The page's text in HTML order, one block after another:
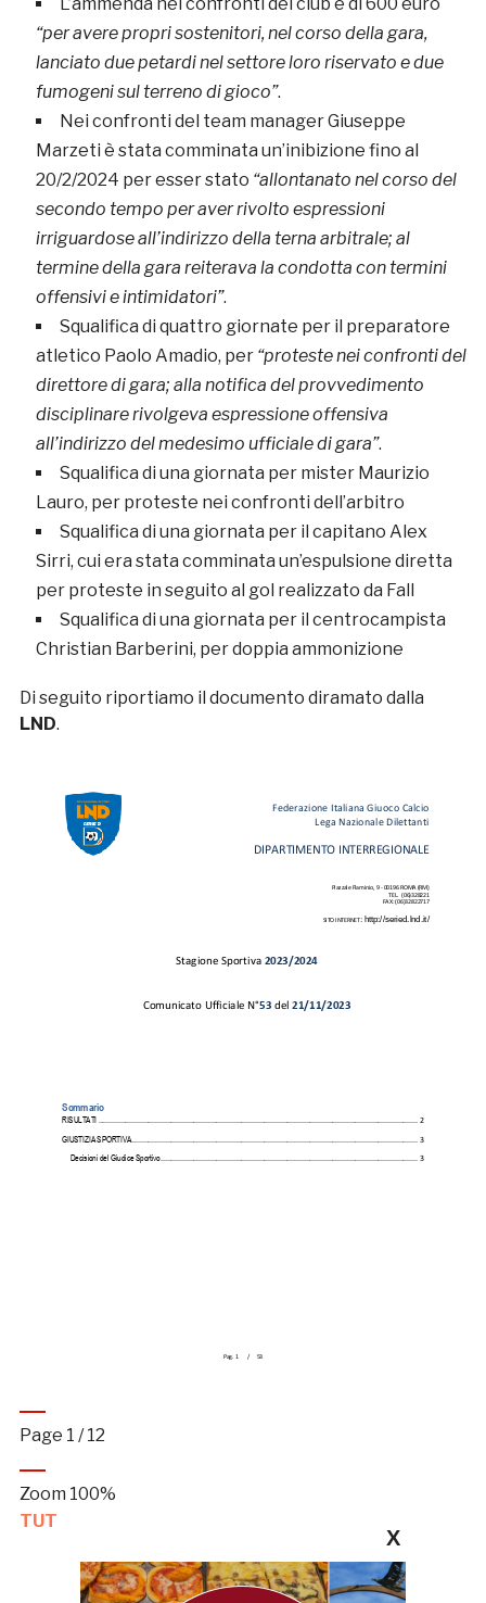
“per avere propri sostenitori, nel corso della gara,
lanciato due petardi nel settore loro riservato e due
fumogeni sul terreno di gioco”.
Nei confronti del team manager Giuseppe
Marzeti è stata comminata un’inibizione fino al
20/2/2024 per esser stato “allontanato nel corso del
secondo tempo per aver rivolto espressioni
irriguardose all’indirizzo della terna arbitrale; al
termine della gara reiterava la condotta con termini
offensivi e intimidatori”.
Squalifica di quattro giornate per il preparatore
atletico Paolo Amadio, per “proteste nei confronti del
direttore di gara; alla notifica del provvedimento
disciplinare rivolgeva espressione offensiva
all’indirizzo del medesimo ufficiale di gara”.
Squalifica di una giornata per mister Maurizio
Lauro, per proteste nei confronti dell’arbitro
Squalifica di una giornata per il capitano Alex
Sirri, cui era stata comminata un’espulsione diretta
per proteste in seguito al gol realizzato da Fall
Squalifica di una giornata per il centrocampista
Christian Barberini, per doppia ammonizione
Di seguito riportiamo il documento diramato dalla
LND.
Page 1 /12
Zoom 100%
TUTTE LE NOTIZIE DELLA GAZZETTA
X